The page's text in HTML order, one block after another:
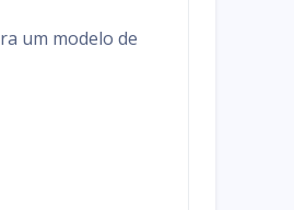
um modelo de